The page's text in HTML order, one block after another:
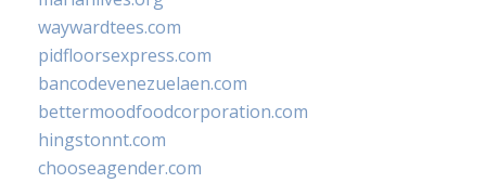
waywardtees.com
pidfloorsexpress.com
bancodevenezuelaen.com
bettermoodfoodcorporation.com
hingstonnt.com
chooseagender.com